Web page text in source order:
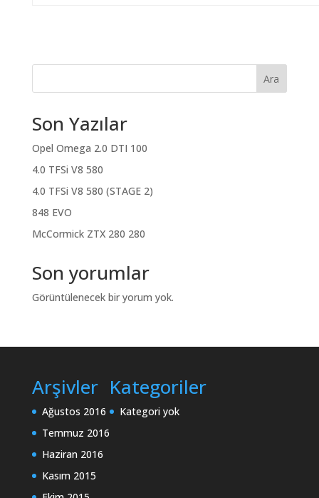
Ara
Son Yazılar
Opel Omega 2.0 DTI 100
4.0 TFSi V8 580
4.0 TFSi V8 580 (STAGE 2)
848 EVO
McCormick ZTX 280 280
Son yorumlar
Görüntülenecek bir yorum yok.
Arşivler
Ağustos 2016
Temmuz 2016
Haziran 2016
Kasım 2015
Kategoriler
Kategori yok